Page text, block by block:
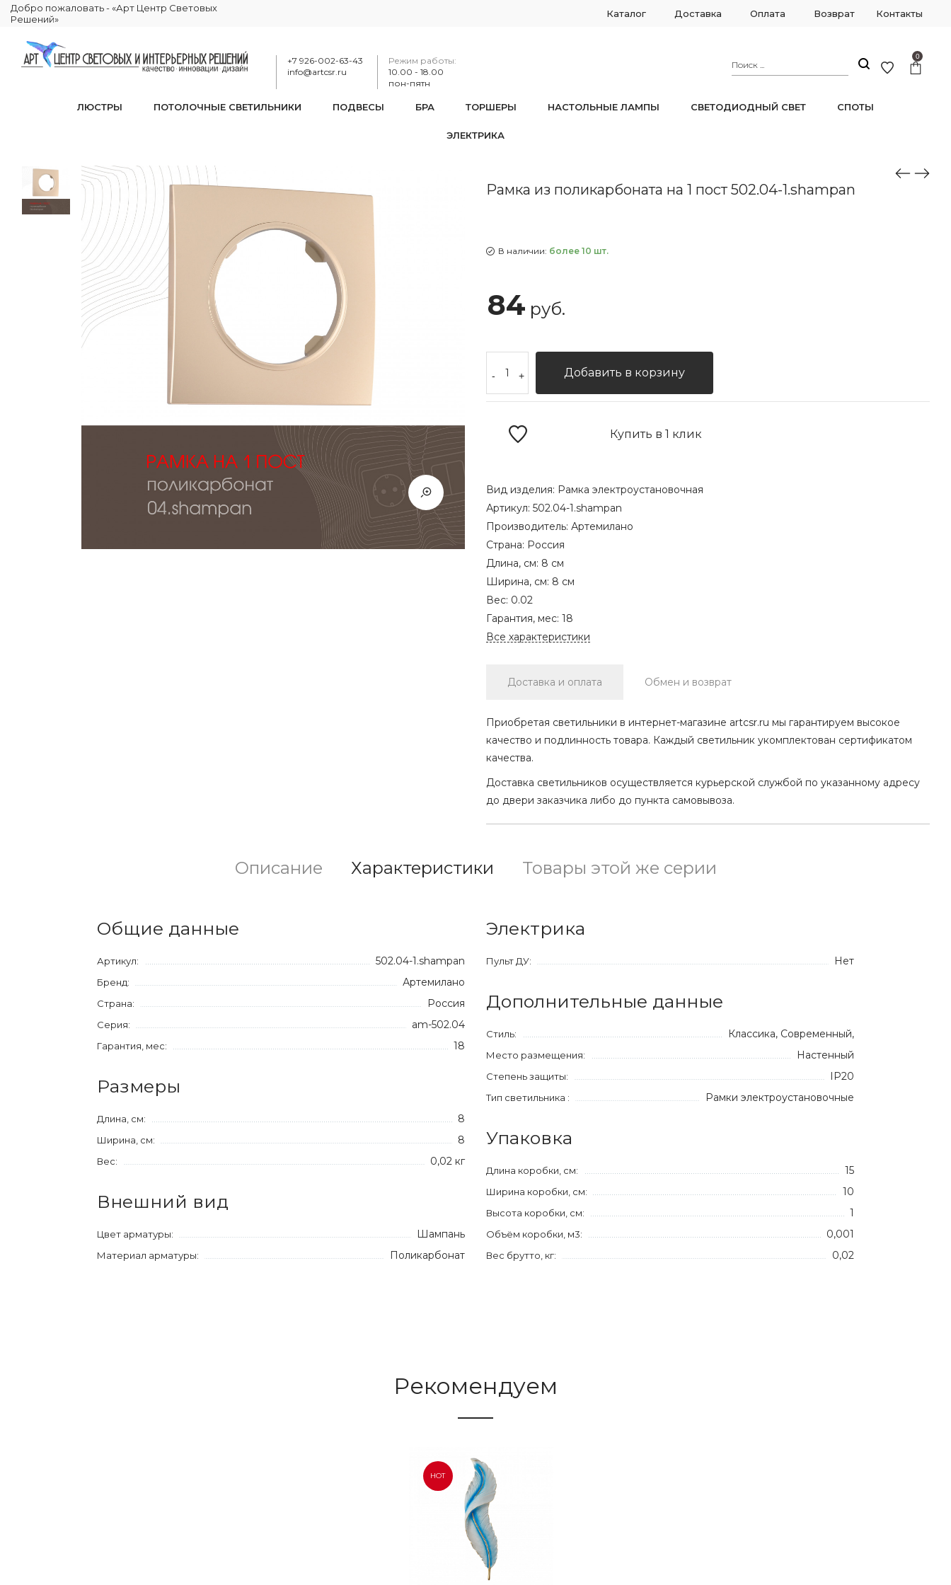
Добро пожаловать - «Арт Центр Световых
Решений»
Каталог Доставка Оплата Возврат Контакты
+7 926-002-63-43
info@artcsr.ru
Режим работы:
10.00 - 18.00
пон-пятн
0
ЛЮСТРЫ ПОТОЛОЧНЫЕ СВЕТИЛЬНИКИ ПОДВЕСЫ БРА ТОРШЕРЫ НАСТОЛЬНЫЕ ЛАМПЫ СВЕТОДИОДНЫЙ СВЕТ СПОТЫ
ЭЛЕКТРИКА
Рамка из поликарбоната на 1 пост 502.04-1.shampan
В наличии: более 10 шт.
84 руб.
- + Добавить в корзину
Купить в 1 клик
Вид изделия: Рамка электроустановочная
Артикул: 502.04-1.shampan
Производитель: Артемилано
Страна: Россия
Длина, см: 8 см
Ширина, см: 8 см
Вес: 0.02
Гарантия, мес: 18
Все характеристики
Доставка и оплата Обмен и возврат
Приобретая светильники в интернет-магазине artcsr.ru мы гарантируем высокое
качество и подлинность товара. Каждый светильник укомплектован сертификатом
качества.
Доставка светильников осуществляется курьерской службой по указанному адресу
до двери заказчика либо до пункта самовывоза.
Описание Характеристики Товары этой же серии
Общие данные
Артикул: 502.04-1.shampan
Бренд: Артемилано
Страна: Россия
Серия: am-502.04
Гарантия, мес: 18
Размеры
Длина, см: 8
Ширина, см: 8
Вес: 0,02 кг
Внешний вид
Цвет арматуры: Шампань
Материал арматуры: Поликарбонат
Электрика
Пульт ДУ: Нет
Дополнительные данные
Стиль: Классика, Современный,
Место размещения: Настенный
Степень защиты: IP20
Тип светильника : Рамки электроустановочные
Упаковка
Длина коробки, см: 15
Ширина коробки, см: 10
Высота коробки, см: 1
Объём коробки, м3: 0,001
Вес брутто, кг: 0,02
Рекомендуем
HOT